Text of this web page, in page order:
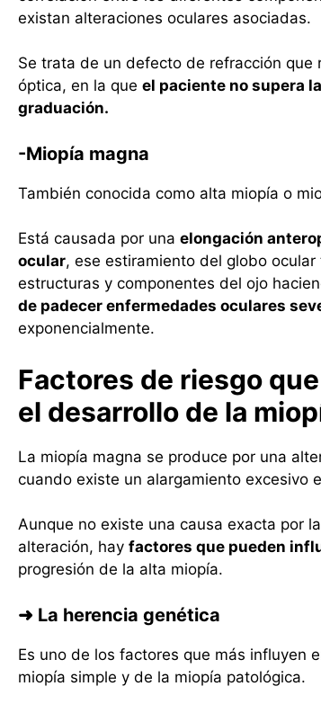
existan alteraciones oculares asociadas.
Se trata de un defecto de refracción que
óptica, en la que el paciente no supera
graduación.
-Miopía magna
También conocida como alta miopía o
Está causada por una elongación
ocular, ese estiramiento del globo
estructuras y componentes del ojo
de padecer enfermedades oculares
exponencialmente.
Factores de riesgo
el desarrollo de la
La miopía magna se produce por una
cuando existe un alargamiento excesivo
Aunque no existe una causa exacta por
alteración, hay factores que pueden
progresión de la alta miopía.
➜ La herencia genética
Es uno de los factores que más influyen
miopía simple y de la miopía patológica.